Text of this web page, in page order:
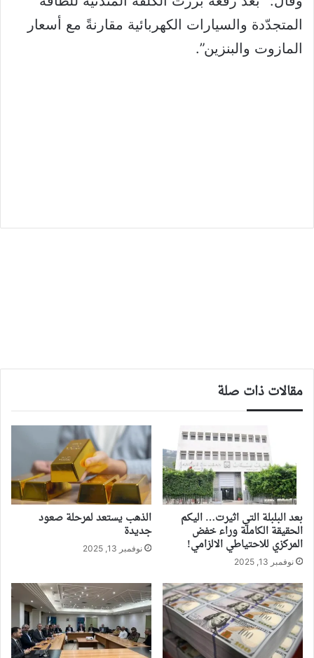
المتجدّدة والسيارات الكهربائية مقارنةً مع أسعار
المازوت والبنزين”.
مقالات ذات صلة
بعد البلبلة التي اثيرت… اليكم
الحقيقة الكاملة وراء خفض
المركزي للاحتياطي الالزامي!
نوفمبر 13, 2025
الذهب يستعد لمرحلة صعود
جديدة
نوفمبر 13, 2025